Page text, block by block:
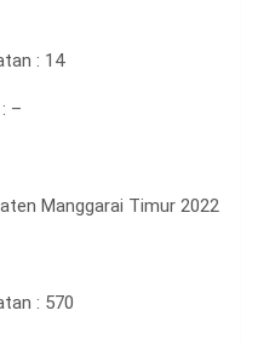
: 14
–
Manggarai Timur 2022
: 570